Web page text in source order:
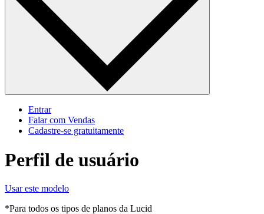
Entrar
Falar com Vendas
Cadastre‐se gratuitamente
Perfil de usuário
Usar este modelo
*Para todos os tipos de planos da Lucid